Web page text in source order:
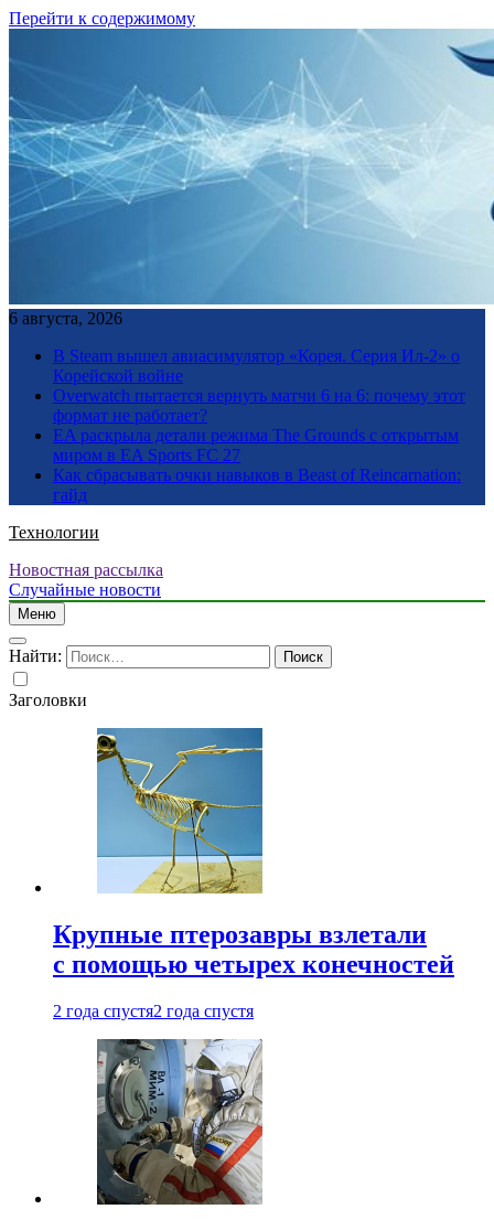
Перейти к содержимому
6 августа, 2026
В Steam вышел авиасимулятор «Корея. Серия Ил-2» о
Корейской войне
Overwatch пытается вернуть матчи 6 на 6: почему этот
формат не работает?
EA раскрыла детали режима The Grounds с открытым
миром в EA Sports FC 27
Как сбрасывать очки навыков в Beast of Reincarnation:
гайд
Технологии
Новостная рассылка
Случайные новости
Меню
Найти:
Заголовки
Крупные птерозавры взлетали
с помощью четырех конечностей
2 года спустя2 года спустя